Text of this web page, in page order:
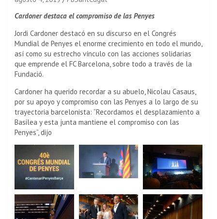
Cardoner destaca el compromiso de las Penyes
Jordi Cardoner destacó en su discurso en el Congrés
Mundial de Penyes el enorme crecimiento en todo el mundo,
así como su estrecho vínculo con las acciones solidarias
que emprende el FC Barcelona, sobre todo a través de la
Fundació.
Cardoner ha querido recordar a su abuelo, Nicolau Casaus,
por su apoyo y compromiso con las Penyes a lo largo de su
trayectoria barcelonista: “Recordamos el desplazamiento a
Basilea y esta junta mantiene el compromiso con las
Penyes”, dijo